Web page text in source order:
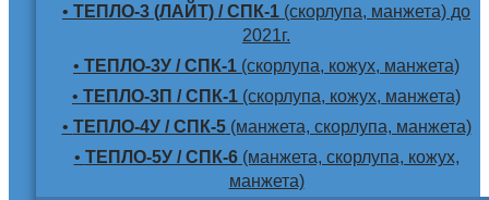
• ТЕПЛО-3 (ЛАЙТ) / СПК-1 (скорлупа, манжета) до
2021г.
• ТЕПЛО-3У / СПК-1 (скорлупа, кожух, манжета)
• ТЕПЛО-3П / СПК-1 (скорлупа, кожух, манжета)
• ТЕПЛО-4У / СПК-5(манжета, скорлупа, манжета)
• ТЕПЛО-5У / СПК-6(манжета, скорлупа, кожух,
манжета)